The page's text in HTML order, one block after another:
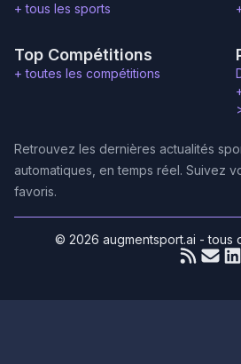
+ tous les sports
Top Compétitions
+ toutes les compétitions
Retrouvez les dernières actualités
automatiques, en temps réel. Suivez
favoris.
© 2026 augmentsport.ai - tous